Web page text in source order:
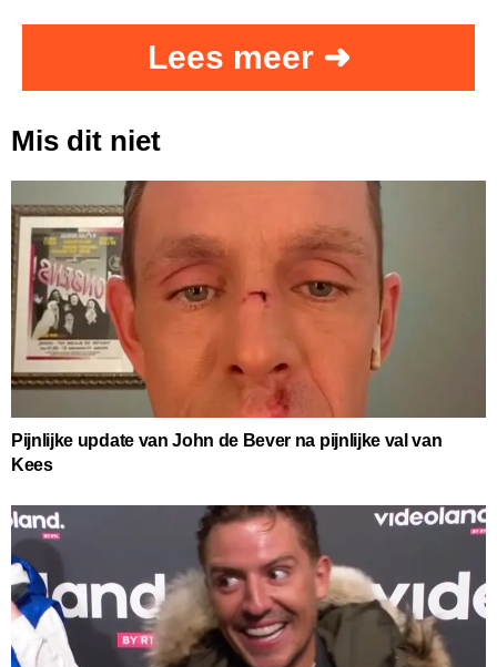
Lees meer ➜
Mis dit niet
Pijnlijke update van John de Bever na pijnlijke val van
Kees